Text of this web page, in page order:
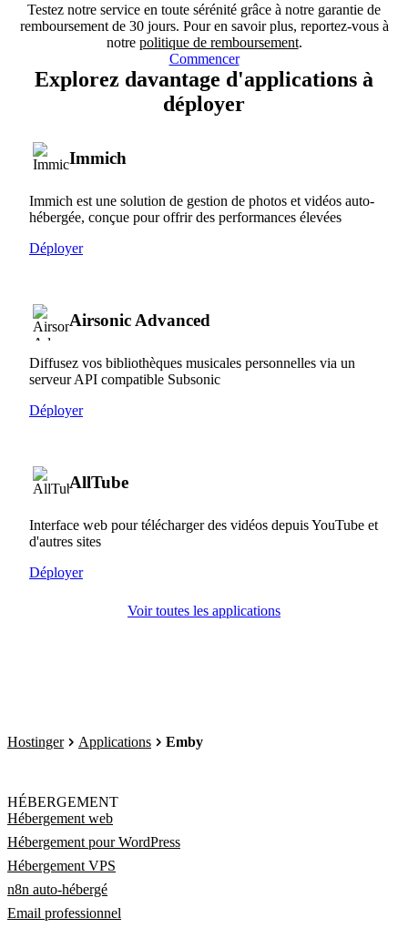
Testez notre service en toute sérénité grâce à notre garantie de
remboursement de 30 jours. Pour en savoir plus, reportez-vous à
notre politique de remboursement.
Commencer
Explorez davantage d'applications à
déployer
Immich
Immich est une solution de gestion de photos et vidéos auto-
hébergée, conçue pour offrir des performances élevées
Déployer
Airsonic Advanced
Diffusez vos bibliothèques musicales personnelles via un
serveur API compatible Subsonic
Déployer
AllTube
Interface web pour télécharger des vidéos depuis YouTube et
d'autres sites
Déployer
Voir toutes les applications
Hostinger Applications Emby
HÉBERGEMENT
Hébergement web
Hébergement pour WordPress
Hébergement VPS
n8n auto-hébergé
Email professionnel